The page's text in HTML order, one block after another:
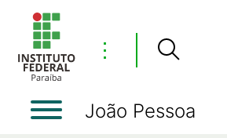
⋮
João Pessoa